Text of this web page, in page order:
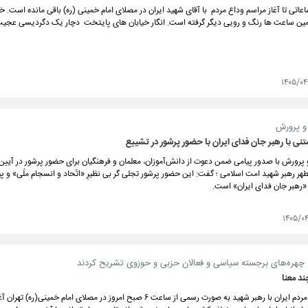
تا آغاز مراسم وداع مردم با آقای شهید ایران در مصلای امام خمینی (ره) باقی مانده است.
ساعت ها رنگ و رویی دیگر گرفته است. انگار خیابان های پایتخت دچار یک دگردیسی
۰۴/۱۳
پرورش
با رهبر جان فدای ایران با حضور پرشور در تشییع
با صدور پیامی ضمن دعوت از دانش‌آموزان، معلمان و فرهنگیان برای حضور پرشور در
رهبر شهید امت اسلامی ؛ گفت: این حضور پرشور تجلی گر بی نظیرِ «اتّحاد و انسجام ملّی» و
جان فدای ایران» است.
۰۴/۱۳
چهره‌های برجسته سیاسی و فعالان حزبی و حوزوی تشریح کردند
معنا
وداع تاریخی مردم ایران با رهبر شهید به صورت رسمی از ساعت ۶ صبح امروز در مصلای امام